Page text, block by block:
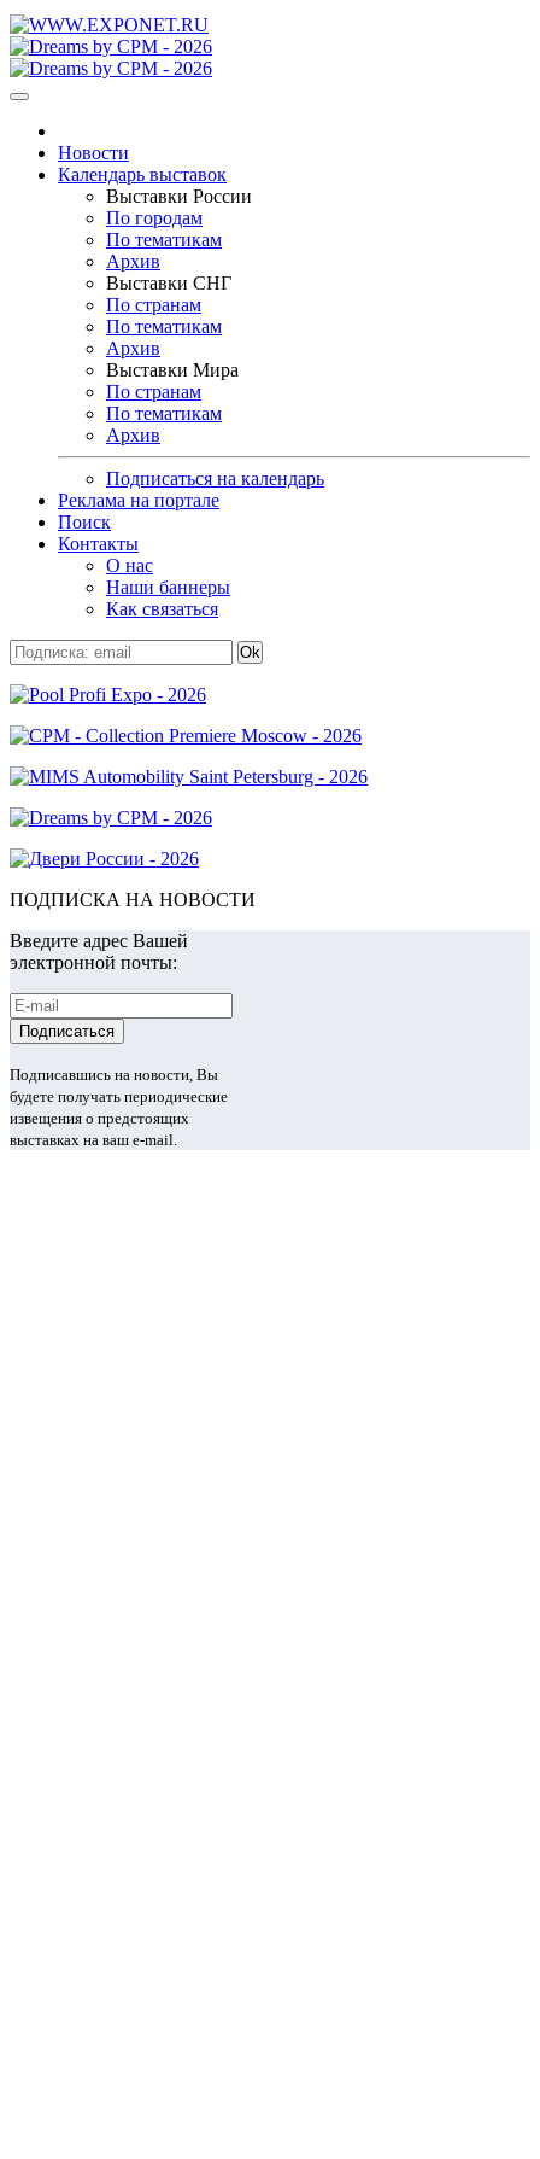
Новости
Календарь выставок
Выставки России
По городам
По тематикам
Архив
Выставки СНГ
По странам
По тематикам
Архив
Выставки Мира
По странам
По тематикам
Архив
Подписаться на календарь
Реклама на портале
Поиск
Контакты
О нас
Наши баннеры
Как связаться
ПОДПИСКА НА НОВОСТИ
Введите адрес Вашей
электронной почты:
Подписавшись на новости, Вы
будете получать периодические
извещения о предстоящих
выставках на ваш e-mail.